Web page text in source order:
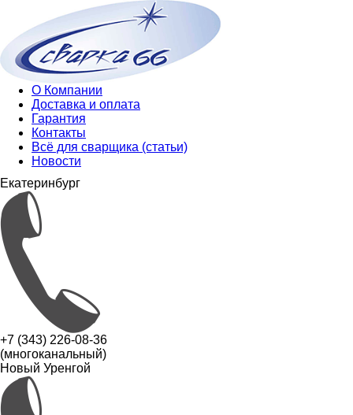
О Компании
Доставка и оплата
Гарантия
Контакты
Всё для сварщика (статьи)
Новости
Екатеринбург
+7 (343) 226-08-36
(многоканальный)
Новый Уренгой